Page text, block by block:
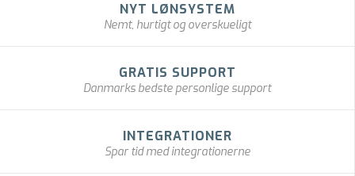
NYT LØNSYSTEM
Nemt, hurtigt og overskueligt
GRATIS SUPPORT
Danmarks bedste personlige support
INTEGRATIONER
Spar tid med integrationerne